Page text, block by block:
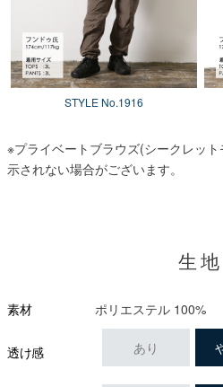
STYLE No.1916
※プライベートブラウズ(シークレッ
示されない場合がございます。
生地
素材 ポリエステル 100%
透け感 あり